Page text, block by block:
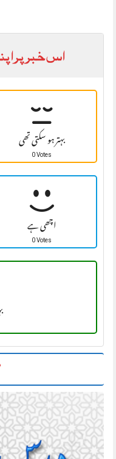
اس خبر پر
بہتر ہو سکتی تھی
0 Votes
اچھی ہے
0 Votes